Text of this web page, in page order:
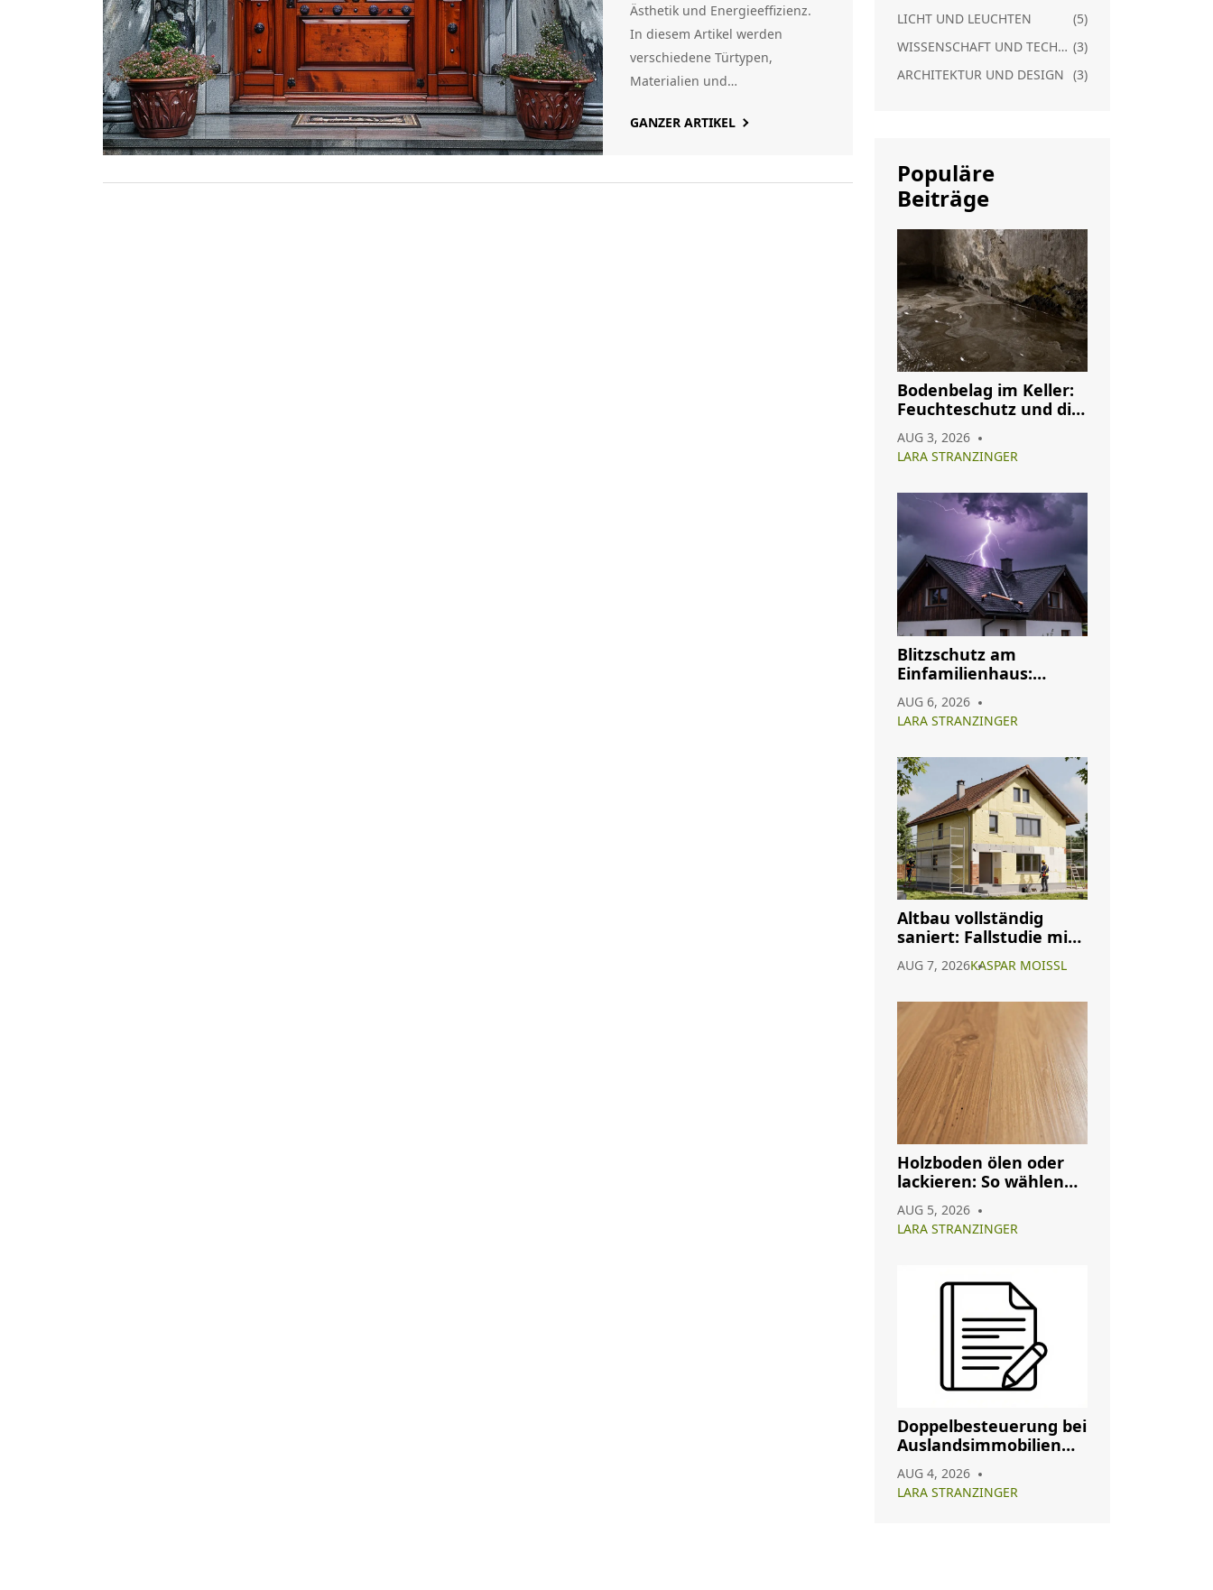
Ästhetik und Energieeffizienz.
In diesem Artikel werden
verschiedene Türtypen,
Materialien und
Außerdem werden
GANZER ARTIKEL
LICHT UND LEUCHTEN
(5)
WISSENSCHAFT UND TECHNIK (3)
ARCHITEKTUR UND DESIGN (3)
Populäre
Beiträge
Bodenbelag im Keller:
Feuchteschutz und die
besten Materialien für
2026
AUG 3, 2026
LARA STRANZINGER
Blitzschutz am
Einfamilienhaus:
Wartung im Überblick
AUG 6, 2026
LARA STRANZINGER
Altbau vollständig
saniert: Fallstudie mit
und realen
AUG 7, 2026KASPAR MOISSL
Holzboden ölen oder
lackieren: So wählen
Sie das richtige
Oberflächenfinish
AUG 5, 2026
LARA STRANZINGER
Doppelbesteuerung bei
Auslandsimmobilien
vermeiden: So nutzen
Sie Abkommen richtig
AUG 4, 2026
LARA STRANZINGER